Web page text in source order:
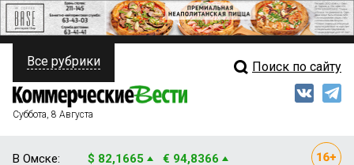
ПОЛИТИКА
ФИНАНСЫ
Свежий выпуск
Все рубрики Поиск по сайту
Суббота, 8 Августа
В Омске: $ 82,1665 € 94,8366